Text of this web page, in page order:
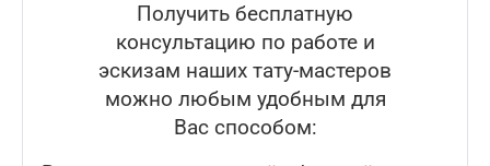
Получить бесплатную
консультацию по работе и
эскизам наших тату-мастеров
можно любым удобным для
Вас способом: